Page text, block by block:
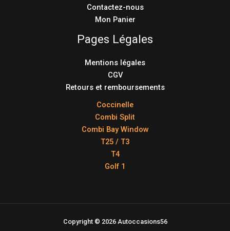
Contactez-nous
Mon Panier
Pages Légales
Mentions légales
CGV
Retours et remboursements
Coccinelle
Combi Split
Combi Bay Window
T25 / T3
T4
Golf 1
Copyright © 2026 Autoccasions56